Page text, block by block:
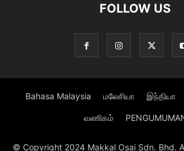
FOLLOW US
Bahasa Malaysia மலேசியா இந்தியா
வணிகம்
© Copyright 2024 Makkal Osai Sdn. Bhd.